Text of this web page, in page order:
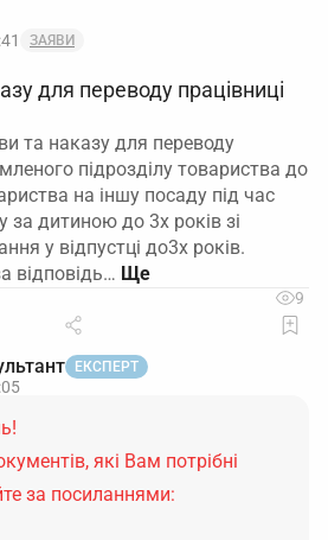
ЗАЯВИ
для переводу працівниці
та наказу для переводу
підрозділу товариства до
на іншу посаду під час
за дитиною до 3х років зі
у відпустці до3х років.
відповідь…
9
ЕКСПЕРТ
які Вам потрібні
за посиланнями: